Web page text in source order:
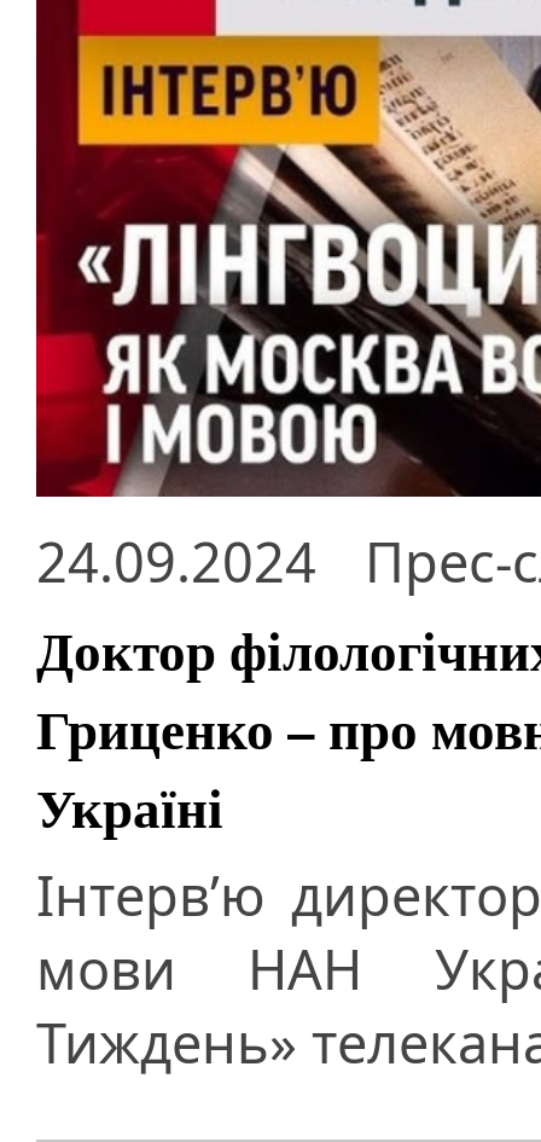
24.09.2024 Прес-
Доктор
Гриценко – про
Україні
Інтерв’ю
мови НАН
Тиждень»